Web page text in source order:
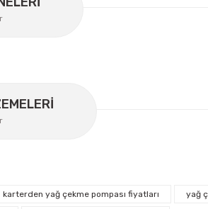
İzeltaş
karterden yağ çekme pompası fiyatları yağ